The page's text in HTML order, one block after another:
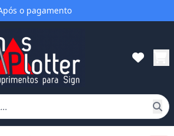
o pagamento